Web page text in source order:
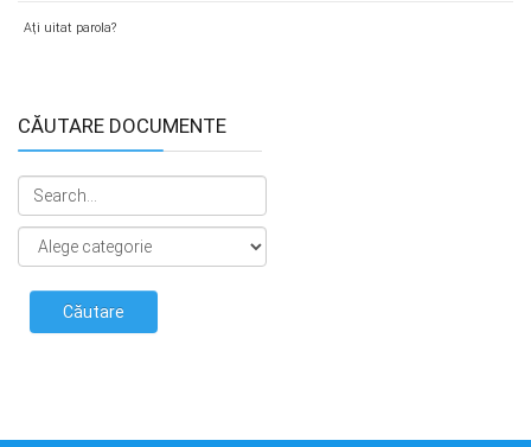
Aţi uitat parola?
CĂUTARE DOCUMENTE